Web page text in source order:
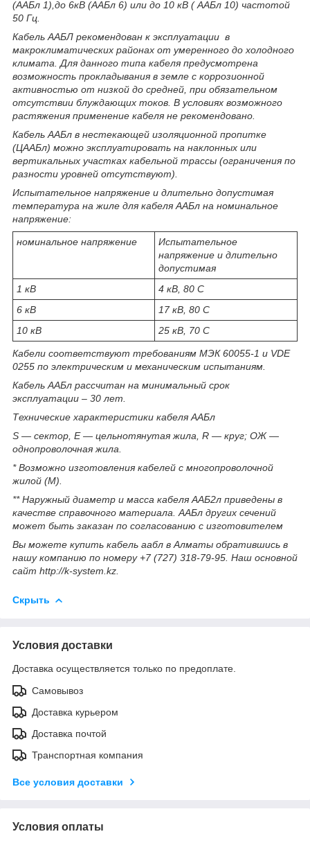
(ААБл 1),до 6кВ (ААБл 6) или до 10 кВ ( ААБл 10) частотой
50 Гц.
Кабель ААБЛ рекомендован к эксплуатации в
макроклиматических районах от умеренного до холодного
климата. Для данного типа кабеля предусмотрена
возможность прокладывания в земле с коррозионной
активностью от низкой до средней, при обязательном
отсутствии блуждающих токов. В условиях возможного
растяжения применение кабеля не рекомендовано.
Кабель ААБл в нестекающей изоляционной пропитке
(ЦААБл) можно эксплуатировать на наклонных или
вертикальных участках кабельной трассы (ограничения по
разности уровней отсутствуют).
Испытательное напряжение и длительно допустимая
температура на жиле для кабеля ААБл на номинальное
напряжение:
номинальное напряжение
Испытательное
напряжение и длительно
допустимая
1 кВ
4 кВ, 80 С
6 кВ
17 кВ, 80 С
10 кВ
25 кВ, 70 С
Кабели соответствуют требованиям МЭК 60055-1 и VDE
0255 по электрическим и механическим испытаниям.
Кабель ААБл рассчитан на минимальный срок
эксплуатации – 30 лет.
Технические характеристики кабеля ААБл
S — сектор, E — цельнотянутая жила, R — круг; ОЖ —
однопроволочная жила.
* Возможно изготовления кабелей с многопроволочной
жилой (М).
** Наружный диаметр и масса кабеля ААБ2л приведены в
качестве справочного материала. ААБл других сечений
может быть заказан по согласованию с изготовителем
Вы можете купить кабель аабл в Алматы обратившись в
нашу компанию по номеру +7 (727) 318-79-95. Наш основной
сайт http://k-system.kz.
Скрыть
Условия доставки
Доставка осуществляется только по предоплате.
Самовывоз
Доставка курьером
Доставка почтой
Транспортная компания
Все условия доставки
Условия оплаты